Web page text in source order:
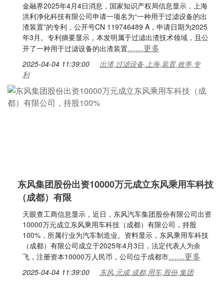
金融界2025年4月4日消息，国家知识产权局信息显示，上海
洪利净化科技有限公司申请一项名为“一种用于过滤设备的出
渣装置”的专利，公开号CN 119746489 A，申请日期为2025
年3月。专利摘要显示，本发明属于过滤出渣技术领域，且公
开了一种用于过滤设备的出渣装置……更多
2025-04-04 11:39:00
出渣,过滤设备,上海,装置,效率,专
利
东风集团股份出资10000万元成立东风乘用车科技
（成都）有限
天眼查工商信息显示，近日，东风汽车集团股份有限公司出资
10000万元成立东风乘用车科技（成都）有限公司，持股
100%，所属行业为汽车制造业。资料显示，东风乘用车科技
（成都）有限公司成立于2025年4月3日，法定代表人为余
飞，注册资本10000万人民币，公司位于成都市……更多
2025-04-04 11:39:00 东风,元成,成都,用车,股份,集团